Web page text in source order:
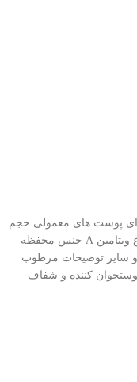
پوست های معمولی حجم
(میل) 300 مناسب سنین همه سنین ویتامین نوع ویتامین A جنس محفظه
سایر توضیحات مرطوب
کننده و شفاف